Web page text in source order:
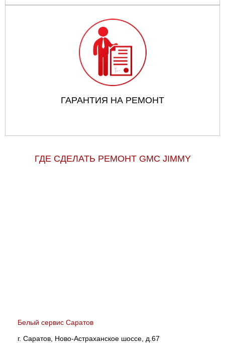
ГАРАНТИЯ НА РЕМОНТ
ГДЕ СДЕЛАТЬ РЕМОНТ GMC JIMMY
Белый сервис Саратов
г. Саратов, Ново-Астраханское шоссе, д.67